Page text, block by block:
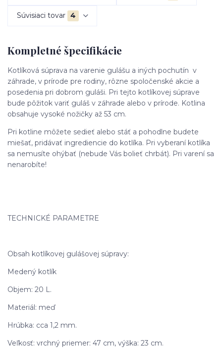
Súvisiaci tovar 4
Kompletné špecifikácie
Kotlíková súprava na varenie gulášu a iných pochutín v
záhrade, v prírode pre rodiny, rôzne spoločenské akcie a
posedenia pri dobrom guláši. Pri tejto kotlíkovej súprave
bude pôžitok variť guláš v záhrade alebo v prírode. Kotlina
obsahuje vysoké nožičky až 53 cm.
Pri kotline môžete sedieť alebo stáť a pohodlne budete
miešať, pridávať ingrediencie do kotlíka. Pri vyberaní kotlíka
sa nemusíte ohýbať (nebude Vás bolieť chrbát). Pri varení sa
nenarobíte!
TECHNICKÉ PARAMETRE
Obsah kotlíkovej gulášovej súpravy:
Medený kotlík
Objem: 20 L.
Materiál: meď
Hrúbka: cca 1,2 mm.
Veľkosť: vrchný priemer: 47 cm, výška: 23 cm.